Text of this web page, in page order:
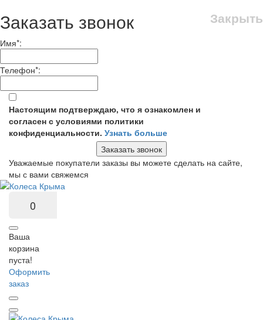
Закрыть
Заказать звонок
Имя*:
Телефон*:
Настоящим подтверждаю, что я ознакомлен и
согласен с условиями политики
конфиденциальности. Узнать больше
Заказать звонок
Уважаемые покупатели заказы вы можете сделать на сайте,
мы с вами свяжемся
0
Ваша
корзина
пуста!
Оформить
заказ